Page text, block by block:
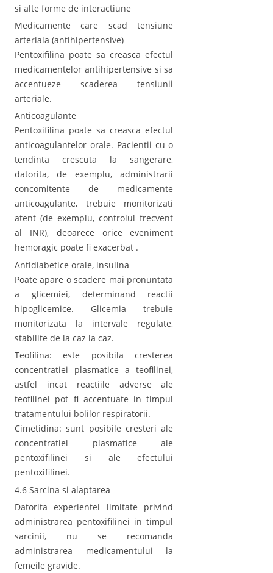
si alte forme de interactiune
Medicamente care scad tensiune
arteriala (antihipertensive)
Pentoxifilina poate sa creasca efectul
medicamentelor antihipertensive si sa
accentueze scaderea tensiunii
arteriale.
Anticoagulante
Pentoxifilina poate sa creasca efectul
anticoagulantelor orale. Pacientii cu o
tendinta crescuta la sangerare,
datorita, de exemplu, administrarii
concomitente de medicamente
anticoagulante, trebuie monitorizati
atent (de exemplu, controlul frecvent
al INR), deoarece orice eveniment
hemoragic poate fi exacerbat .
Antidiabetice orale, insulina
Poate apare o scadere mai pronuntata
a glicemiei, determinand reactii
hipoglicemice. Glicemia trebuie
monitorizata la intervale regulate,
stabilite de la caz la caz.
Teofilina: este posibila cresterea
concentratiei plasmatice a teofilinei,
astfel incat reactiile adverse ale
teofilinei pot fi accentuate in timpul
tratamentului bolilor respiratorii.
Cimetidina: sunt posibile cresteri ale
concentratiei plasmatice ale
pentoxifilinei si ale efectului
pentoxifilinei.
4.6 Sarcina si alaptarea
Datorita experientei limitate privind
administrarea pentoxifilinei in timpul
sarcinii, nu se recomanda
administrarea medicamentului la
femeile gravide.